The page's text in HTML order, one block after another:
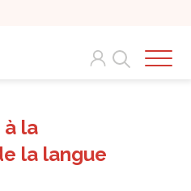
Search
la
la langue